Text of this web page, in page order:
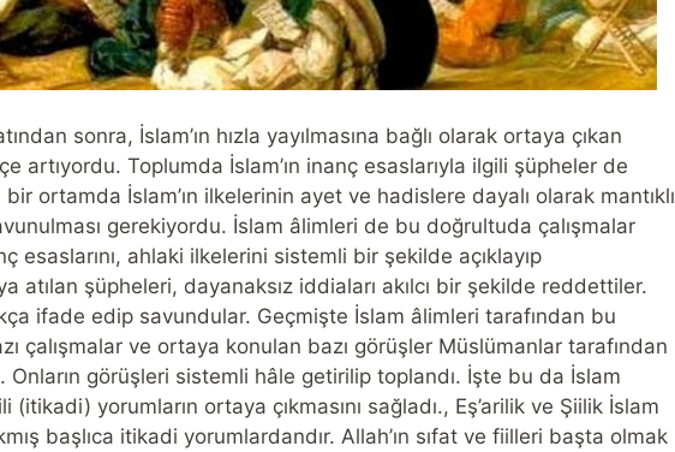
sonra, İslam’ın hızla yayılmasına bağlı olarak ortaya çıkan
artıyordu. Toplumda İslam’ın inanç esaslarıyla ilgili şüpheler de
ortamda İslam’ın ilkelerinin ayet ve hadislere dayalı olarak mantıklı
gerekiyordu. İslam âlimleri de bu doğrultuda çalışmalar
esaslarını, ahlaki ilkelerini sistemli bir şekilde açıklayıp
atılan şüpheleri, dayanaksız iddiaları akılcı bir şekilde reddettiler.
ifade edip savundular. Geçmişte İslam âlimleri tarafından bu
çalışmalar ve ortaya konulan bazı görüşler Müslümanlar tarafından
görüşleri sistemli hâle getirilip toplandı. İşte bu da İslam
yorumların ortaya çıkmasını sağladı., Eş’arilik ve Şiilik İslam
başlıca itikadi yorumlardandır. Allah’ın sıfat ve fiilleri başta olmak